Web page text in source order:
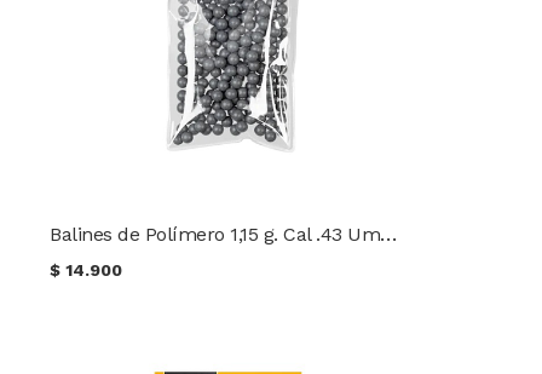
Balines de Polímero 1,15 g. Cal .43 Umarex 100 unidades
$14.900